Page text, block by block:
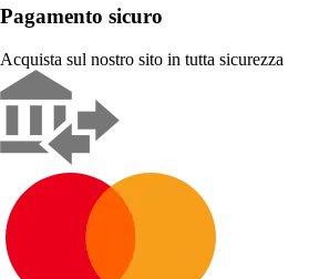
Pagamento sicuro
Acquista sul nostro sito in tutta sicurezza